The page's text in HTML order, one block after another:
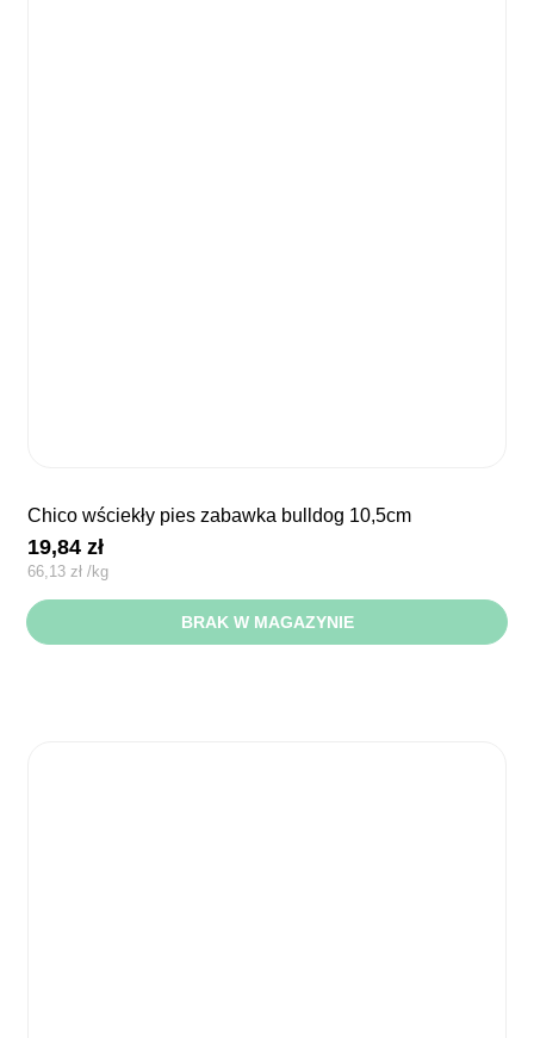
chico wściekły pies zabawka bulldog 10,5cm
19,84zł
66,13zł /kg
BRAK W MAGAZYNIE